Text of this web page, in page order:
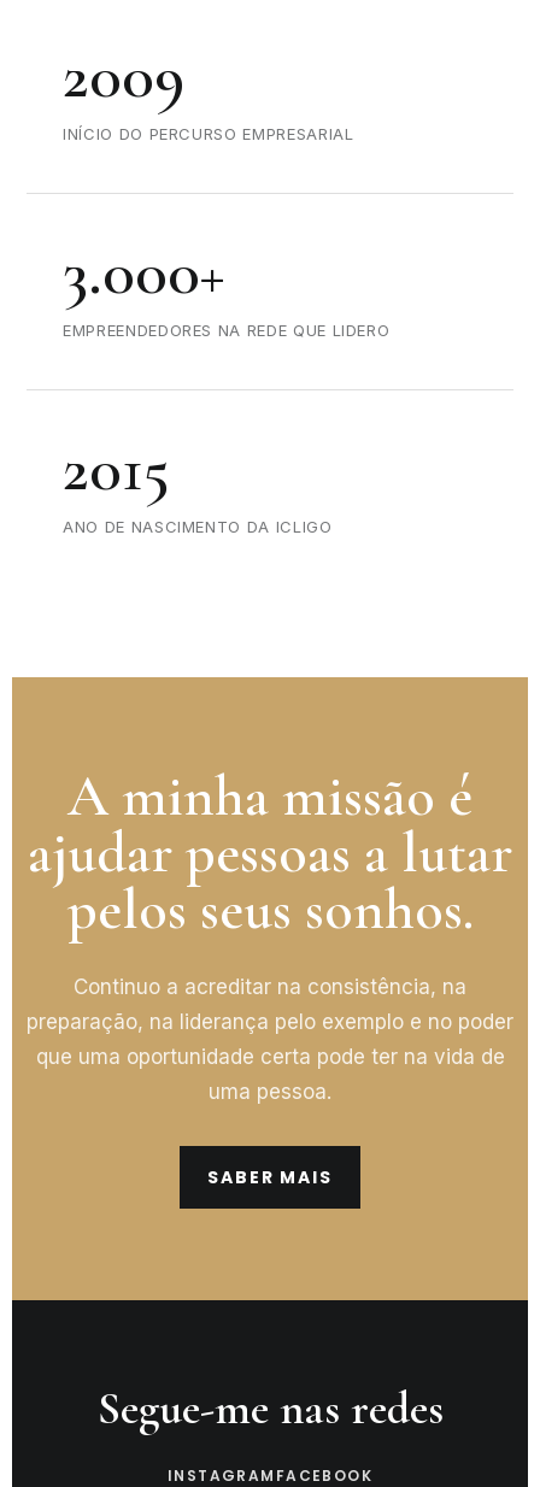
2009
INÍCIO DO PERCURSO EMPRESARIAL
3.000+
EMPREENDEDORES NA REDE QUE LIDERO
2015
ANO DE NASCIMENTO DA ICLIGO
A minha missão é
ajudar pessoas a lutar
pelos seus sonhos.
Continuo a acreditar na consistência, na
preparação, na liderança pelo exemplo e no poder
que uma oportunidade certa pode ter na vida de
uma pessoa.
SABER MAIS
Segue-me nas redes
INSTAGRAM FACEBOOK